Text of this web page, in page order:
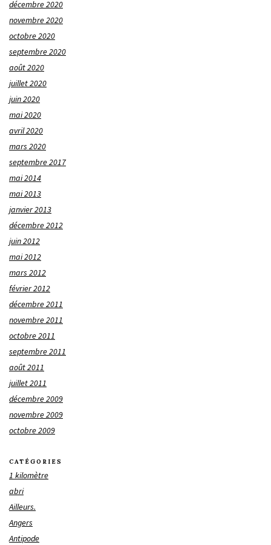
décembre 2020
novembre 2020
octobre 2020
septembre 2020
août 2020
juillet 2020
juin 2020
mai 2020
avril 2020
mars 2020
septembre 2017
mai 2014
mai 2013
janvier 2013
décembre 2012
juin 2012
mai 2012
mars 2012
février 2012
décembre 2011
novembre 2011
octobre 2011
septembre 2011
août 2011
juillet 2011
décembre 2009
novembre 2009
octobre 2009
CATÉGORIES
1 kilomètre
abri
Ailleurs.
Angers
Antipode